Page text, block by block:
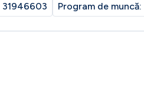
31946603 Program de muncă: